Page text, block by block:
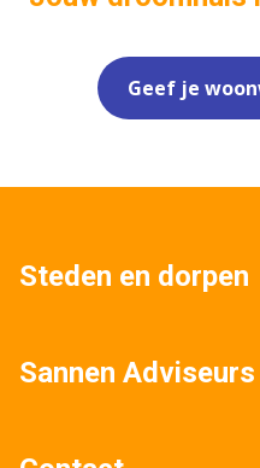
Geef je
Steden en dorpen
Sannen Adviseurs